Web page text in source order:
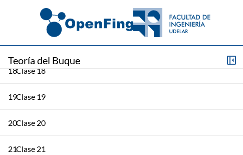
Teoría del Buque
Clase 16
17Clase 17
18Clase 18
19Clase 19
20Clase 20
21Clase 21